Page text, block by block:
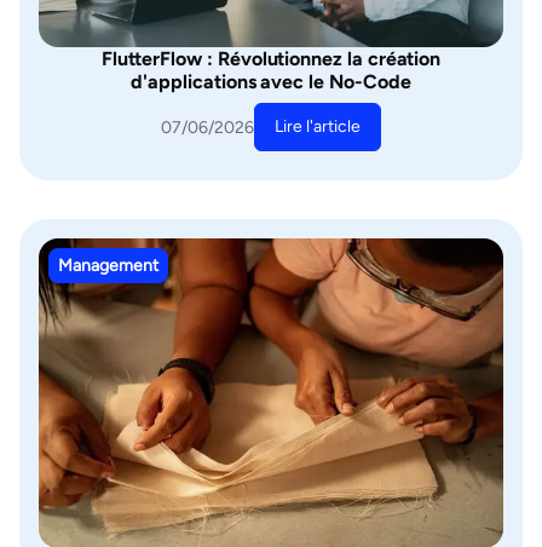
FlutterFlow : Révolutionnez la création
d'applications avec le No-Code
07/06/2026 Lire l'article
Management